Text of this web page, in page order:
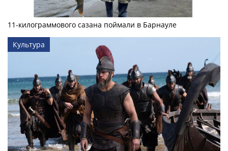
11-килограммового сазана поймали в Барнауле
Культура